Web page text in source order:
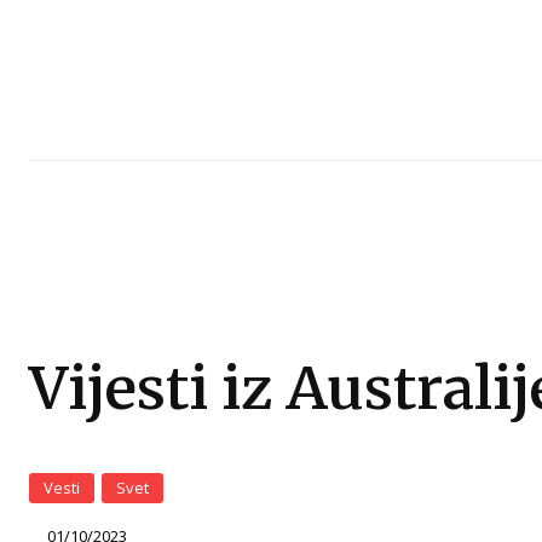
Vijesti iz
Vesti Svet
01/10/2023